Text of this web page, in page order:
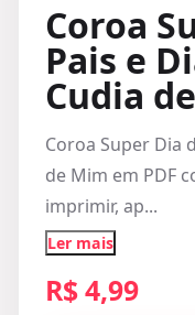
Coroa
Pais e
Cudia
Coroa Super Dia
de Mim em PDF
imprimir, ap...
Ler mais
R$ 4,99